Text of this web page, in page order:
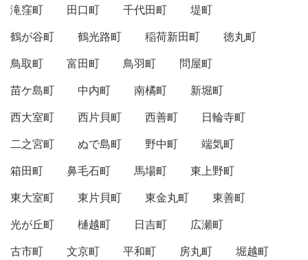
滝窪町
田口町 千代田町
堤町
鶴が谷町
鶴光路町 稲荷新田町
徳丸町
鳥取町
富田町 鳥羽町
問屋町
苗ケ島町
中内町 南橘町
新堀町
西大室町
西片貝町 西善町
日輪寺町
二之宮町
ぬで島町 野中町
端気町
箱田町
鼻毛石町 馬場町
東上野町
東大室町
東片貝町 東金丸町
東善町
光が丘町
樋越町 日吉町
広瀬町
古市町
文京町 平和町 房丸町
堀越町